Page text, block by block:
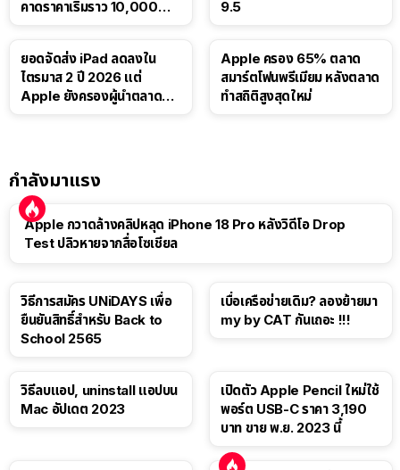
คาดราคาเริ่มราว 10,000
9.5
ยอดจัดส่ง iPad ลดลงใน
ไตรมาส 2 ปี 2026 แต่
Apple ยังครองผู้นำตลาด
Apple ครอง 65% ตลาด
สมาร์ตโฟนพรีเมียม หลังตลาด
ทำสถิติสูงสุดใหม่
กำลังมาแรง
Apple กวาดล้างคลิปหลุด iPhone 18 Pro หลังวิดีโอ Drop
Test ปลิวหายจากสื่อโซเชียล
วิธีการสมัคร UNiDAYS เพื่อ
ยืนยันสิทธิ์สำหรับ Back to
School 2565
เบื่อเครือข่ายเดิม? ลองย้ายมา
my by CAT กันเถอะ !!!
วิธีลบแอป, uninstall แอปบน
Mac อัปเดต 2023
เปิดตัว Apple Pencil ใหม่ใช้
พอร์ต USB-C ราคา 3,190
บาท ขาย พ.ย. 2023 นี้